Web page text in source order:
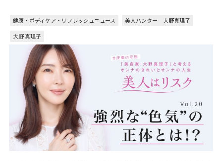
健康・ボディケア・リフレッシュニュース
美人ハンター 大野真理子
大野 真理子